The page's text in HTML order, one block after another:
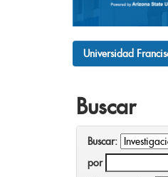
Universidad
Buscar
Buscar:
por